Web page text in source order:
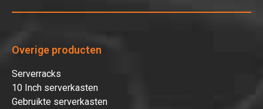
Overige producten
Serverracks
10 Inch serverkasten
Gebruikte serverkasten